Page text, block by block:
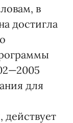
в
достигла
для